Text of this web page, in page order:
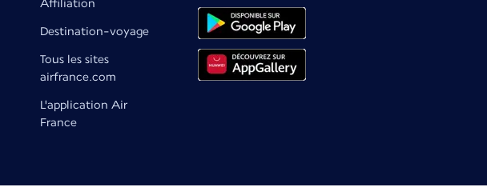
Affiliation
Destination-voyage
Tous les sites
airfrance.com
L'application Air
France